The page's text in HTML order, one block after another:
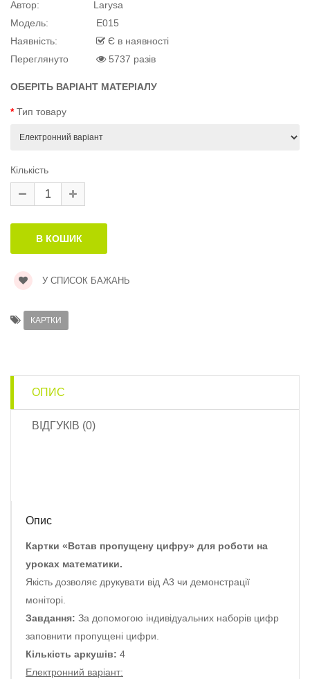
матеріал
Автор:
Larysa
Модель:
E015
Наявність:
Є в наявності
Переглянуто
5737 разів
ОБЕРІТЬ ВАРІАНТ МАТЕРІАЛУ
Тип товару
Кількість
У СПИСОК БАЖАНЬ
КАРТКИ
ОПИС
ВІДГУКІВ (0)
Опис
Картки «Встав пропущену цифру» для роботи на
уроках математики.
Якість дозволяє друкувати від А3 чи демонстрації
моніторі.
Завдання: За допомогою індивідуальних наборів цифр
заповнити пропущені цифри.
Кількість аркушів: 4
Електронний варіант: